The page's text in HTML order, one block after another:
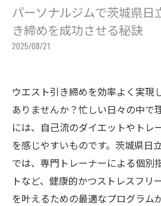
パーソナルジムで茨城県日
き締めを成功させる秘訣
2025/08/21
ウエスト引き締めを効率よく実現
ありませんか？忙しい日々の中で
には、自己流のダイエットやトレ
を感じやすいものです。茨城県日
では、専門トレーナーによる個別
トなど、健康的かつストレスフリ
を叶えるための最適なプログラム